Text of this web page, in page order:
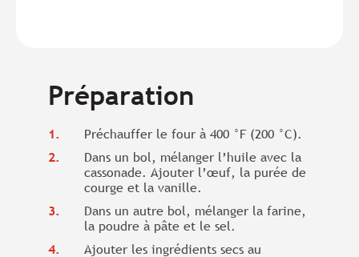
Préparation
Préchauffer le four à 400 °F (200 °C).
Dans un bol, mélanger l’huile avec la
cassonade. Ajouter l’œuf, la purée de
courge et la vanille.
Dans un autre bol, mélanger la farine,
la poudre à pâte et le sel.
Ajouter les ingrédients secs au